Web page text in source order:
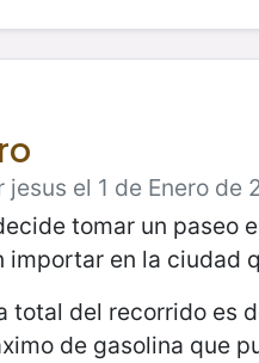
jesus el 1 de Enero de
tomar un paseo
importar en la ciudad
total del recorrido es
de gasolina que